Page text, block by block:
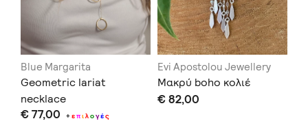
Blue Margarita
Geometric lariat
necklace
€ 77,00 +επιλογές
Evi Apostolou Jewellery
Μακρύ boho κολιέ
€ 82,00